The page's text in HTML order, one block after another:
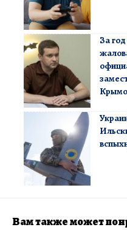
За
Вам также может